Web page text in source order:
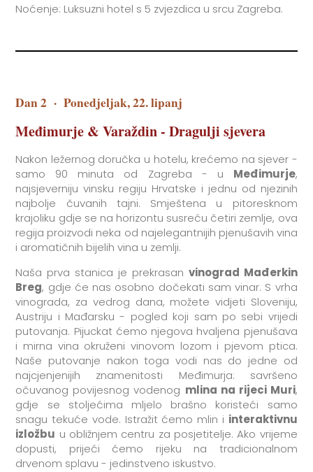
Noćenje: Luksuzni hotel s 5 zvjezdica u srcu Zagreba.
Dan 2 · Ponedjeljak, 22. lipanj
Međimurje & Varaždin - Dragulji sjevera
Nakon ležernog doručka u hotelu, krećemo na sjever -
samo 90 minuta od Zagreba - u Međimurje,
najsjeverniju vinsku regiju Hrvatske i jednu od njezinih
najbolje čuvanih tajni. Smještena u pitoresknom
krajoliku gdje se na horizontu susreću četiri zemlje, ova
regija proizvodi neka od najelegantnijih pjenušavih vina
i aromatičnih bijelih vina u zemlji.
Naša prva stanica je prekrasan vinograd Mađerkin
Breg, gdje će nas osobno dočekati sam vinar. S vrha
vinograda, za vedrog dana, možete vidjeti Sloveniju,
Austriju i Mađarsku - pogled koji sam po sebi vrijedi
putovanja. Pijuckat ćemo njegova hvaljena pjenušava
i mirna vina okruženi vinovom lozom i pjevom ptica.
Naše putovanje nakon toga vodi nas do jedne od
najcjenjenijih znamenitosti Međimurja: savršeno
očuvanog povijesnog vodenog mlina na rijeci Muri,
gdje se stoljećima mljelo brašno koristeći samo
snagu tekuće vode. Istražit ćemo mlin i interaktivnu
izložbu u obližnjem centru za posjetitelje. Ako vrijeme
dopusti, prijeći ćemo rijeku na tradicionalnom
drvenom splavu - jedinstveno iskustvo.